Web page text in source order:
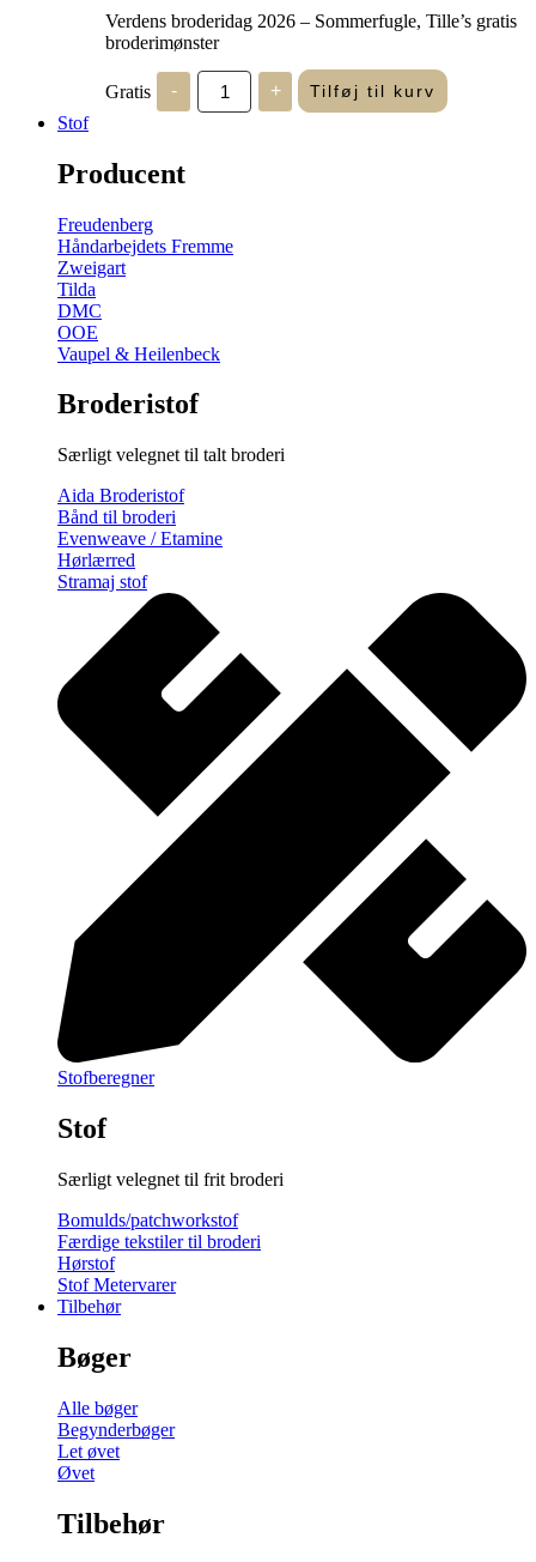
Verdens broderidag 2026 – Sommerfugle, Tille’s gratis
broderimønster
Gratis -
Verdens
broderidag
2026
+ Tilføj til kurv
Stof
Producent
Freudenberg
Håndarbejdets Fremme
Zweigart
Tilda
DMC
OOE
Vaupel & Heilenbeck
Broderistof
Særligt velegnet til talt broderi
Aida Broderistof
Bånd til broderi
Evenweave / Etamine
Hørlærred
Stramaj stof
Stofberegner
Stof
Særligt velegnet til frit broderi
Bomulds/patchworkstof
Færdige tekstiler til broderi
Hørstof
Stof Metervarer
Tilbehør
Bøger
Alle bøger
Begynderbøger
Let øvet
Øvet
Tilbehør